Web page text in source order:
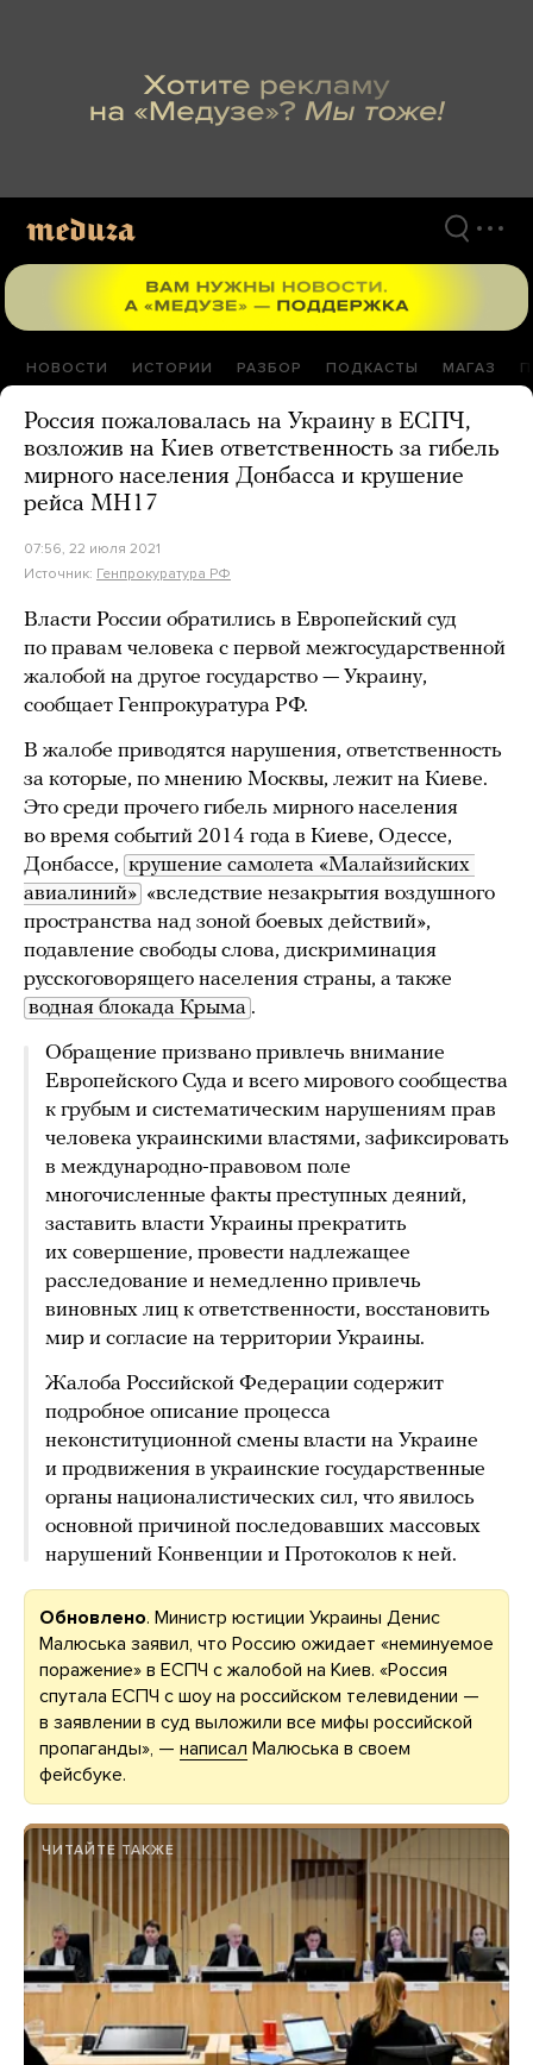
НОВОСТИ ИСТОРИИ РАЗБОР ПОДКАСТЫ МАГАЗ
Россия пожаловалась на Украину в ЕСПЧ,
возложив на Киев ответственность за гибель
мирного населения Донбасса и крушение
рейса MH17
07:56, 22 июля 2021
Источник: Генпрокуратура РФ
Власти России обратились в Европейский суд
по правам человека с первой межгосударственной
жалобой на другое государство — Украину,
сообщает Генпрокуратура РФ.
В жалобе приводятся нарушения, ответственность
за которые, по мнению Москвы, лежит на Киеве.
Это среди прочего гибель мирного населения
во время событий 2014 года в Киеве, Одессе,
Донбассе, крушение самолета «Малайзийских
авиалиний» «вследствие незакрытия воздушного
пространства над зоной боевых действий»,
подавление свободы слова, дискриминация
русскоговорящего населения страны, а также
водная блокада Крыма .
Обращение призвано привлечь внимание
Европейского Cуда и всего мирового сообщества
к грубым и систематическим нарушениям прав
человека украинскими властями, зафиксировать
в международно-правовом поле
многочисленные факты преступных деяний,
заставить власти Украины прекратить
их совершение, провести надлежащее
расследование и немедленно привлечь
виновных лиц к ответственности, восстановить
мир и согласие на территории Украины.
Жалоба Российской Федерации содержит
подробное описание процесса
неконституционной смены власти на Украине
и продвижения в украинские государственные
органы националистических сил, что явилось
основной причиной последовавших массовых
нарушений Конвенции и Протоколов к ней.
Обновлено. Министр юстиции Украины Денис
Малюська заявил, что Россию ожидает «неминуемое
поражение» в ЕСПЧ с жалобой на Киев. «Россия
спутала ЕСПЧ с шоу на российском телевидении —
в заявлении в суд выложили все мифы российской
пропаганды», — написал Малюська в своем
фейсбуке.
ЧИТАЙТЕ ТАКЖЕ